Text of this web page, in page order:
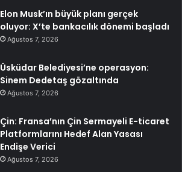
Elon Musk’ın büyük planı gerçek
oluyor: X’te bankacılık dönemi başladı
Ağustos 7, 2026
Üsküdar Belediyesi’ne operasyon:
Sinem Dedetaş gözaltında
Ağustos 7, 2026
Çin: Fransa’nın Çin Sermayeli E-ticaret
Platformlarını Hedef Alan Yasası
Endişe Verici
Ağustos 7, 2026